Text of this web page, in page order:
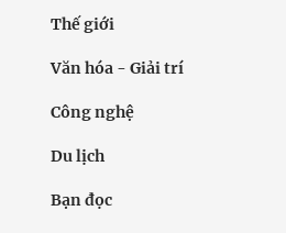
Thế giới
Văn hóa - Giải trí
Công nghệ
Du lịch
Bạn đọc